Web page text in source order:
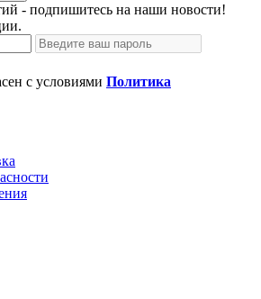
- подпишитесь на наши новости!
с условиями Политика